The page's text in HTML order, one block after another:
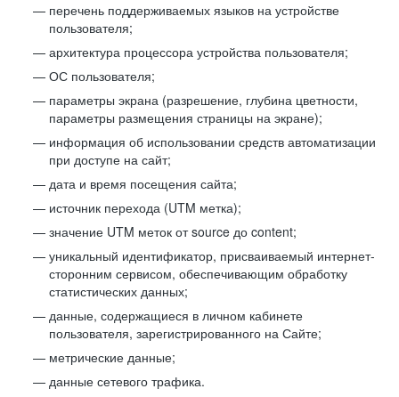
перечень поддерживаемых языков на устройстве
пользователя;
архитектура процессора устройства пользователя;
ОС пользователя;
параметры экрана (разрешение, глубина цветности,
параметры размещения страницы на экране);
информация об использовании средств автоматизации
при доступе на сайт;
дата и время посещения сайта;
источник перехода (UTM метка);
значение UTM меток от source до content;
уникальный идентификатор, присваиваемый интернет-
сторонним сервисом, обеспечивающим обработку
статистических данных;
данные, содержащиеся в личном кабинете
пользователя, зарегистрированного на Сайте;
метрические данные;
данные сетевого трафика.